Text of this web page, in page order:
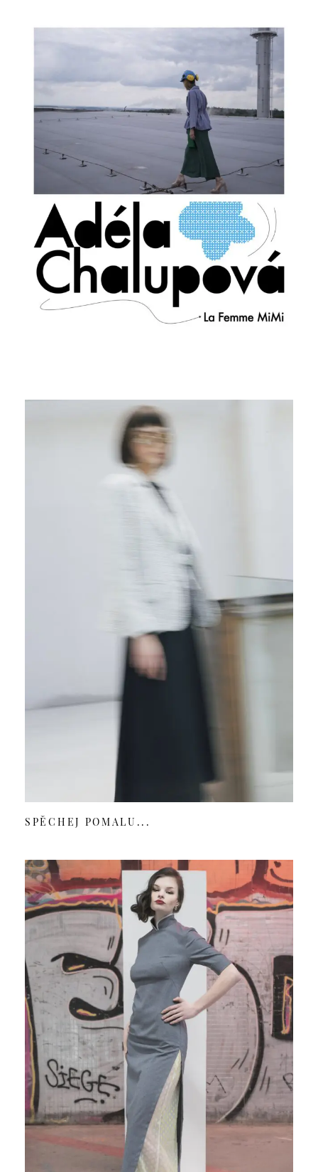
SPĚCHEJ POMALU...